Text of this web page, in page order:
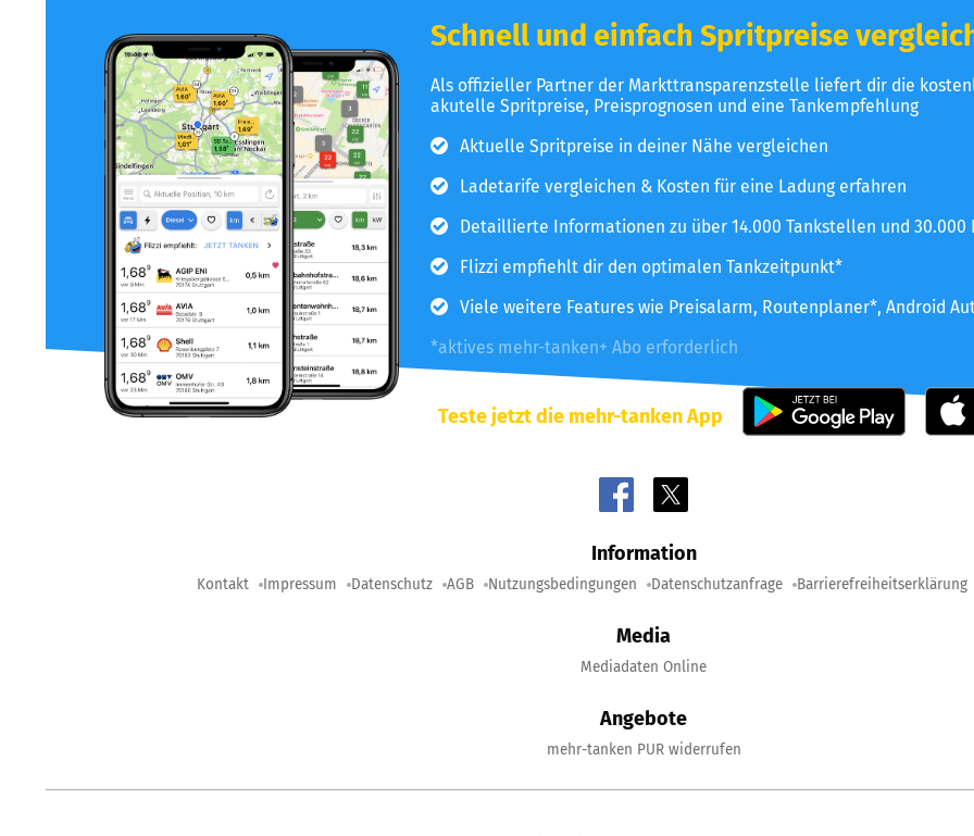
Schnell und einfach Spritpreise
Als offizieller Partner der Markttransparenzstelle liefert dir die
akutelle Spritpreise, Preisprognosen und eine Tankempfehlung
Aktuelle Spritpreise in deiner Nähe vergleichen
Ladetarife vergleichen & Kosten für eine Ladung erfahren
Detaillierte Informationen zu über 14.000 Tankstellen und 30.000
Flizzi empfiehlt dir den optimalen Tankzeitpunkt*
Viele weitere Features wie Preisalarm, Routenplaner*, Android
*aktives mehr-tanken+ Abo erforderlich
Teste jetzt die mehr-tanken App
Information
Kontakt Impressum Datenschutz AGB Nutzungsbedingungen Datenschutzanfrage Barrierefreiheitserklärung
Media
Mediadaten Online
Angebote
mehr-tanken PUR widerrufen